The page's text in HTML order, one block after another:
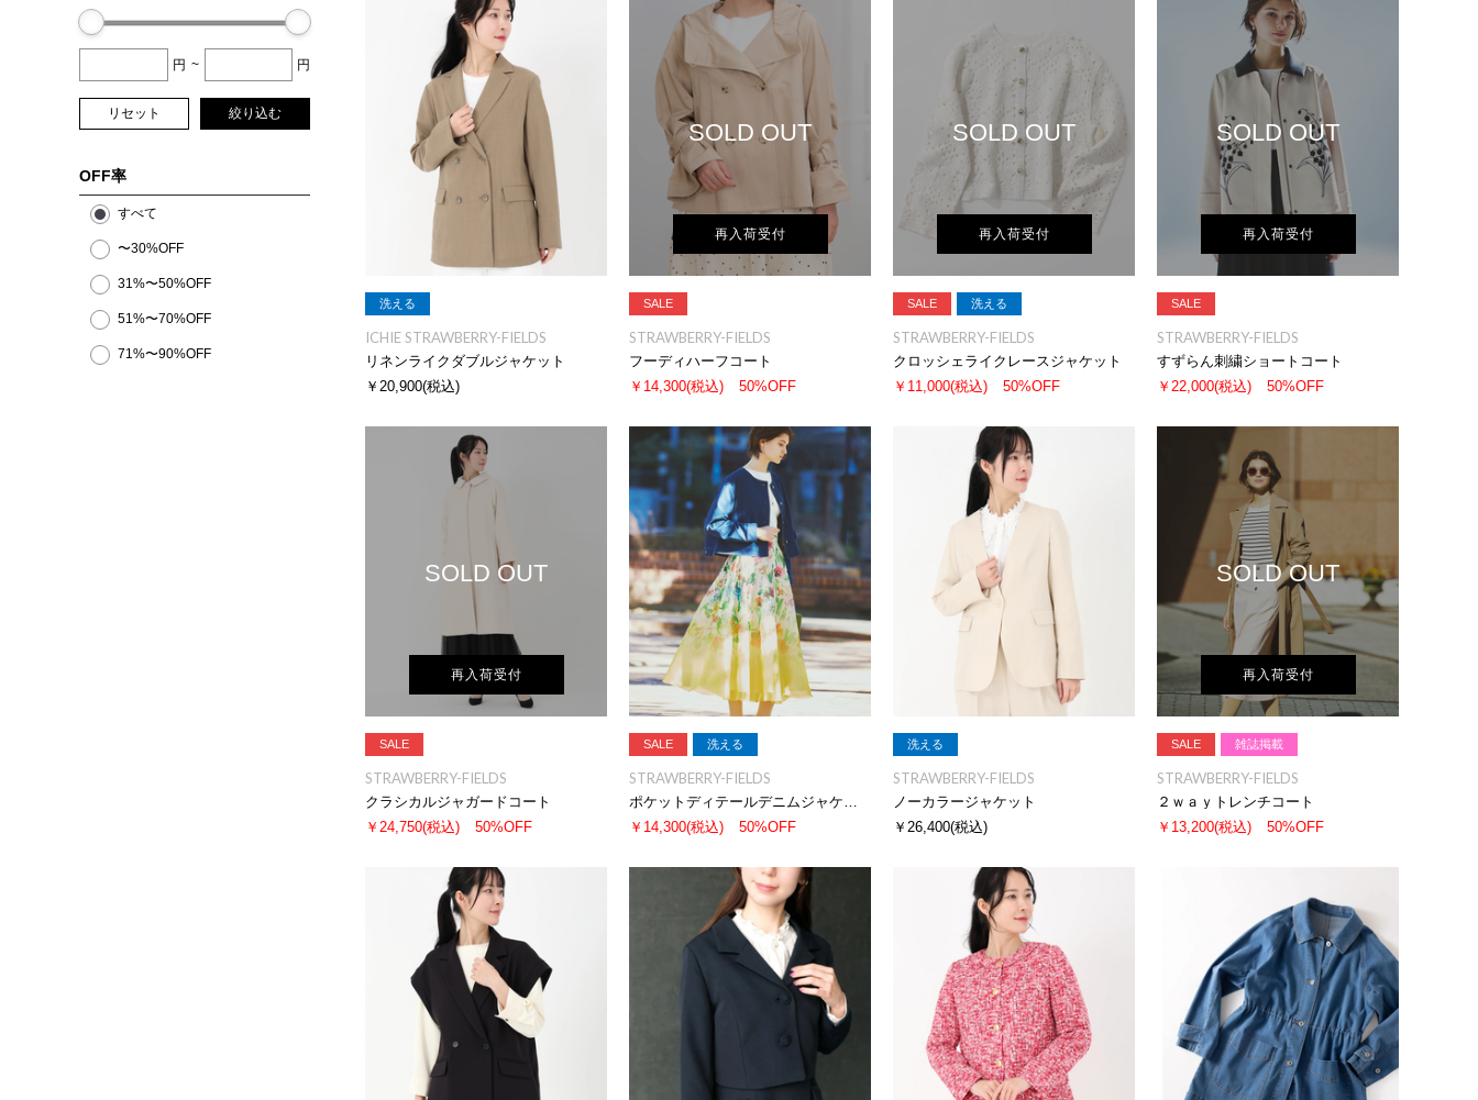
円 ~ 円
リセット 絞り込む
OFF率
すべて
〜30%OFF
31%〜50%OFF
51%〜70%OFF
71%〜90%OFF
洗える
ICHIE STRAWBERRY-FIELDS
リネンライクダブルジャケット
￥20,900(税込)
SOLD OUT
再入荷受付
SALE
STRAWBERRY-FIELDS
フーディハーフコート
￥14,300(税込) 50%OFF
SOLD OUT
再入荷受付
SALE 洗える
STRAWBERRY-FIELDS
クロッシェライクレースジャケット
￥11,000(税込) 50%OFF
SOLD OUT
再入荷受付
SALE
STRAWBERRY-FIELDS
すずらん刺繍ショートコート
￥22,000(税込) 50%OFF
SOLD OUT
再入荷受付
SALE
STRAWBERRY-FIELDS
クラシカルジャガードコート
￥24,750(税込) 50%OFF
SALE 洗える
STRAWBERRY-FIELDS
ポケットディテールデニムジャケット
￥14,300(税込) 50%OFF
洗える
STRAWBERRY-FIELDS
ノーカラージャケット
￥26,400(税込)
SOLD OUT
再入荷受付
SALE 雑誌掲載
STRAWBERRY-FIELDS
２ｗａｙトレンチコート
￥13,200(税込) 50%OFF